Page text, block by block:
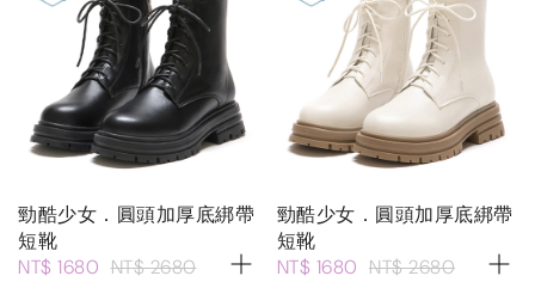
勁酷少女．圓頭加厚底綁帶
短靴
NT$ 1680 NT$ 2680
勁酷少女．圓頭加厚底綁帶
短靴
NT$ 1680 NT$ 2680